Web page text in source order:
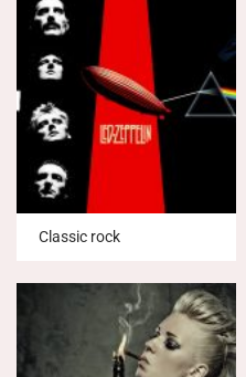
Classic rock